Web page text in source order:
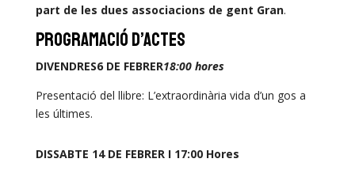
part de les dues associacions de gent Gran.
PROGRAMACIÓ D’ACTES
DIVENDRES6 DE FEBRER18:00 hores
Presentació del llibre: L’extraordinària vida d’un gos a
les últimes.
DISSABTE 14 DE FEBRER I 17:00 Hores